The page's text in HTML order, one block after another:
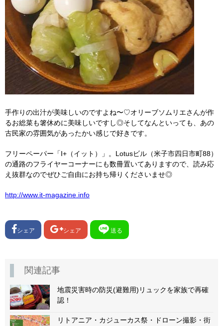
手作りの出汁が美味しいのですよね〜♡オリーブソムリエさんが作
るお総菜も箸休めに美味しいですし◎そしてなんといっても、あの
古民家の雰囲気があったかい感じで好きです。
フリーペーパー「I+（イット）」。Lotusビル（米子市四日市町88）
の通路のフライヤーコーナーにも数冊置いてありますので、読み応
え抜群なのでぜひご自由にお持ち帰りくださいませ◎
http://www.it-magazine.info
シェア シェア 送る
関連記事
地震災害時の防災(避難用)リュックを家族で再確
認！
リトアニア・カジューカス祭・ドローン撮影・街